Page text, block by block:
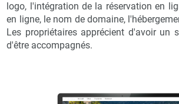
logo, l'intégration de la réservation en
en ligne, le nom de domaine,
Les propriétaires apprécient d'avoir un
d'être accompagnés.